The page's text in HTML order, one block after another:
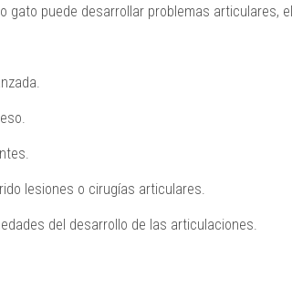
gato puede desarrollar problemas articulares,
lesiones o cirugías articulares.
del desarrollo de las articulaciones.